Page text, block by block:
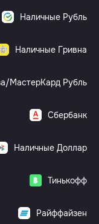
Наличные Рубль
Наличные Гривна
МастерКард Рубль
Сбербанк
Наличные Доллар
Тинькофф
Райффайзен